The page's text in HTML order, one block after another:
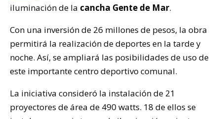
iluminación de la cancha Gente de Mar.
Con una inversión de 26 millones de pesos, la obra
permitirá la realización de deportes en la tarde y
noche. Así, se ampliará las posibilidades de uso de
este importante centro deportivo comunal.
La iniciativa consideró la instalación de 21
proyectores de área de 490 watts. 18 de ellos se